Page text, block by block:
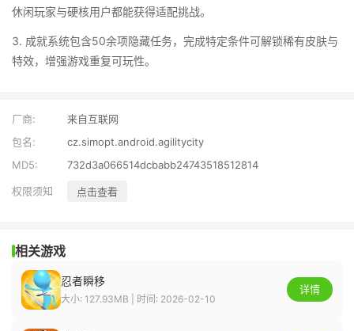
休闲玩家与硬核用户都能获得适配挑战。
3. 成就系统包含50余项隐藏任务，完成特定条件可解锁稀有皮肤与
特效，增强游戏重复可玩性。
厂商:
来自互联网
包名:
cz.simopt.android.agilitycity
MD5:
732d3a066514dcbabb24743518512814
权限须知 点击查看
相关游戏
忍者瞬移
大小: 127.93MB | 时间: 2026-02-10
详情